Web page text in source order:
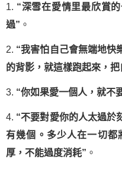
1. “深雪在愛情里最欣賞
過” 。
2. “我害怕自己會無端地快
的背影，就這樣跑起來，
3. “你如果愛一個人，就不
4. “不要對愛你的人太過於
有幾個。多少人在一切都
厚，不能過度消耗” 。